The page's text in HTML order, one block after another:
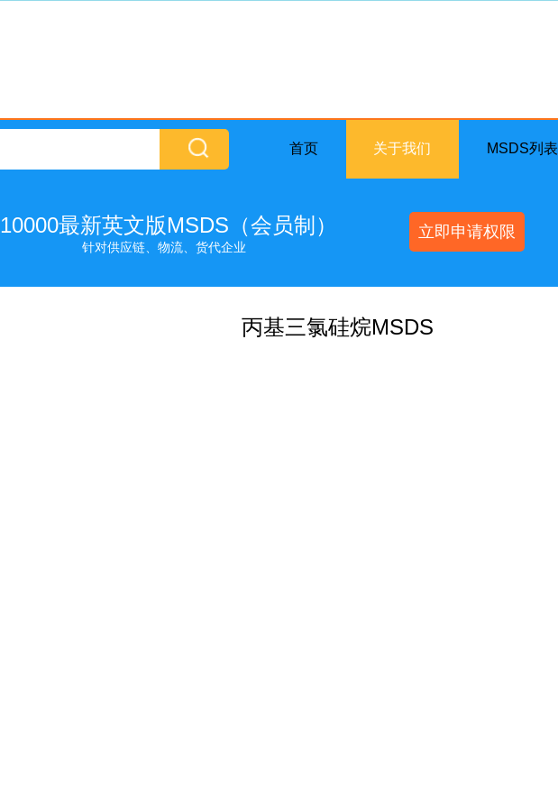
首页 关于我们 MSDS列表
10000最新英文版MSDS（会员制）
针对供应链、物流、货代企业
立即申请权限
丙基三氯硅烷MSDS